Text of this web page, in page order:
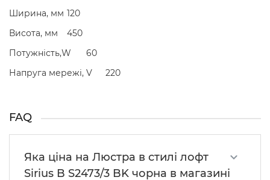
Ширина, мм 120
Висота, мм
450
Потужність,W
60
Напруга мережі, V
220
FAQ
Яка ціна на Люстра в стилі лофт
Sirius B S2473/3 BK чорна в магазині